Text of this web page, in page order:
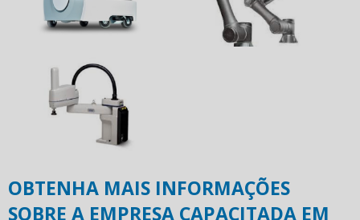
OBTENHA MAIS INFORMAÇÕES
SOBRE A EMPRESA CAPACITADA EM